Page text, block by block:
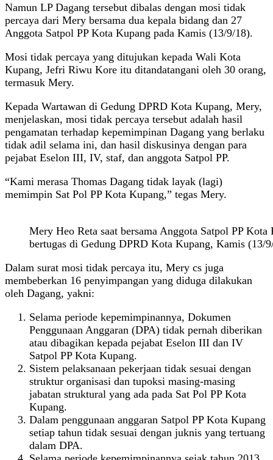
Namun LP Dagang tersebut dibalas dengan mosi tidak
percaya dari Mery bersama dua kepala bidang dan 27
Anggota Satpol PP Kota Kupang pada Kamis (13/9/18).
Mosi tidak percaya yang ditujukan kepada Wali Kota
Kupang, Jefri Riwu Kore itu ditandatangani oleh 30 orang,
termasuk Mery.
Kepada Wartawan di Gedung DPRD Kota Kupang, Mery,
menjelaskan, mosi tidak percaya tersebut adalah hasil
pengamatan terhadap kepemimpinan Dagang yang berlaku
tidak adil selama ini, dan hasil diskusinya dengan para
pejabat Eselon III, IV, staf, dan anggota Satpol PP.
“Kami merasa Thomas Dagang tidak layak (lagi)
memimpin Sat Pol PP Kota Kupang,” tegas Mery.
Mery Heo Reta saat bersama Anggota Satpol PP
bertugas di Gedung DPRD Kota Kupang, Kamis (13/
Dalam surat mosi tidak percaya itu, Mery cs juga
membeberkan 16 penyimpangan yang diduga dilakukan
oleh Dagang, yakni:
Selama periode kepemimpinannya, Dokumen
Penggunaan Anggaran (DPA) tidak pernah diberikan
atau dibagikan kepada pejabat Eselon III dan IV
Satpol PP Kota Kupang.
Sistem pelaksanaan pekerjaan tidak sesuai dengan
struktur organisasi dan tupoksi masing-masing
jabatan struktural yang ada pada Sat Pol PP Kota
Kupang.
Dalam penggunaan anggaran Satpol PP Kota Kupang
setiap tahun tidak sesuai dengan juknis yang tertuang
dalam DPA.